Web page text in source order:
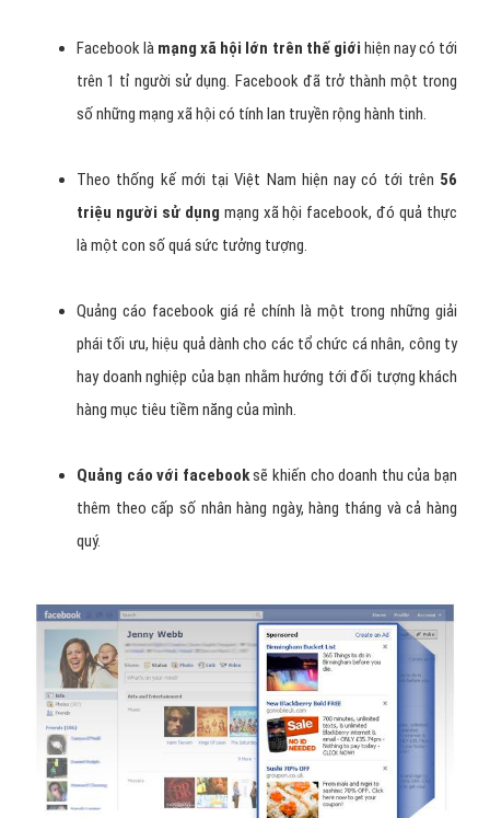
Facebook là mạng xã hội lớn trên thế giới hiện nay có tới
trên 1 tỉ người sử dụng. Facebook đã trở thành một trong
số những mạng xã hội có tính lan truyền rộng hành tinh.
Theo thống kế mới tại Việt Nam hiện nay có tới trên 56
triệu người sử dụng mạng xã hội facebook, đó quả thực
là một con số quá sức tưởng tượng.
Quảng cáo facebook giá rẻ chính là một trong những giải
phái tối ưu, hiệu quả dành cho các tổ chức cá nhân, công ty
hay doanh nghiệp của bạn nhằm hướng tới đối tượng khách
hàng mục tiêu tiềm năng của mình.
Quảng cáo với facebooksẽ khiến cho doanh thu của bạn
thêm theo cấp số nhân hàng ngày, hàng tháng và cả hàng
quý.